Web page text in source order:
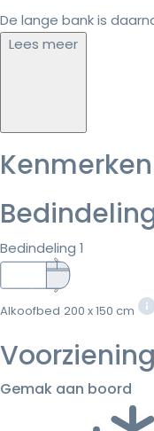
De lange bank is
Lees meer
Kenmerken
Bedindeling 1
Alkoofbed 200 x 150 cm
Gemak aan boord